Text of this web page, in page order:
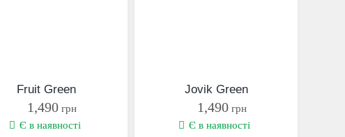
Fruit Green
1,490 грн
Є в наявності
Jovik Green
1,490грн
Є в наявності